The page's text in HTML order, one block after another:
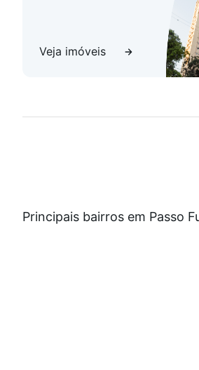
Veja imóveis
Principais bairros em Passo